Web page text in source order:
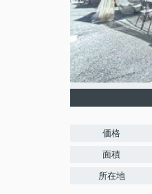
価格
面積
所在地